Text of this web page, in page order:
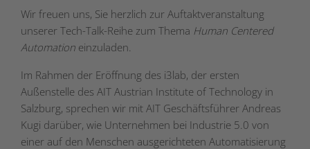
Wir freuen uns, Sie herzlich zur Auftaktveranstaltung
unserer Tech-Talk-Reihe zum Thema Human Centered
Automation einzuladen.
Im Rahmen der Eröffnung des i3lab, der ersten
Außenstelle des AIT Austrian Institute of Technology in
Salzburg, sprechen wir mit AIT Geschäftsführer Andreas
Kugi darüber, wie Unternehmen bei Industrie 5.0 von
einer auf den Menschen ausgerichteten Automatisierung